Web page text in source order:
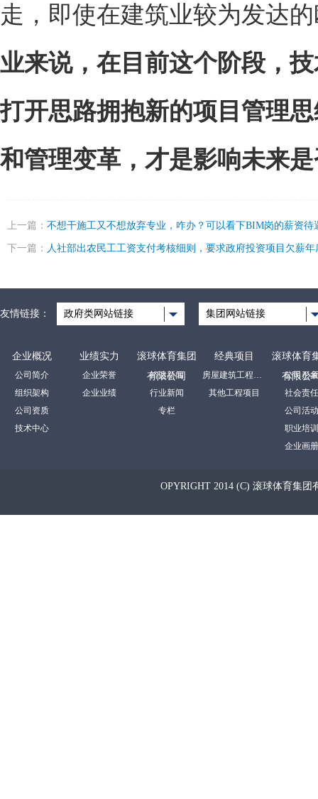
走，即使在建筑业较为发达
业来说，在目前这个阶段，
打开思路拥抱新的项目管理
和管理变革，才是影响未来
上一篇： 不想干施工又不想放弃专业，咋办？可以看下BIM岗的薪资待
下一篇： 人社部出农民工工资支付考核细则，要求政府投资项目欠薪年
友情链接： 政府类网站链接 集团网站链接
企业概况
公司简介
组织架构
公司资质
技术中心
业绩实力
企业荣誉
企业业绩
滚球体育集团
有限公司
裕达新闻
行业新闻
专栏
经典项目
房屋建筑工程项目
其他工程项目
滚球体育
有限公
公司形象
社会责任
公司活动
职业培训
企业画册
OPYRIGHT 2014 (C) 滚球体育集团